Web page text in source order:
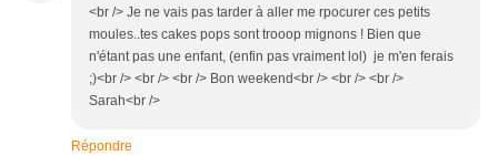
<br /> Je ne vais pas tarder à aller me rpocurer ces petits
moules..tes cakes pops sont trooop mignons ! Bien que
n'étant pas une enfant, (enfin pas vraiment lol) je m'en ferais
;)<br /> <br /> <br /> Bon weekend<br /> <br /> <br />
Sarah<br />
Répondre